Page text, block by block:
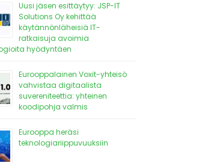
Uusi jäsen esittäytyy: JSP-IT
Solutions Oy kehittää
käytännönläheisiä IT-
ratkaisuja avoimia
hyödyntäen
Eurooppalainen Voxit-yhteisö
vahvistaa digitaalista
suvereniteettia: yhteinen
koodipohja valmis
Eurooppa heräsi
teknologiariippuvuuksiin